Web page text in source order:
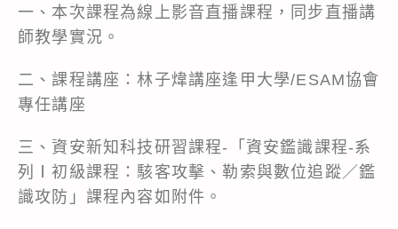
一、本次課程為線上影音直播課程，同步直播講
師教學實況。
二、課程講座：林子煒講座逢甲大學/ESAM協會
專任講座
三、資安新知科技研習課程-「資安鑑識課程-系
列Ⅰ初級課程：駭客攻擊、勒索與數位追蹤／鑑
識攻防」課程內容如附件。